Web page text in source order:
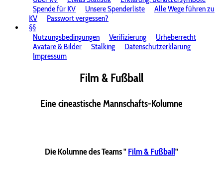
Spende für KV
Unsere Spenderliste
Alle Wege führen zu
KV
Passwort vergessen?
§§
Nutzungsbedingungen
Verifizierung
Urheberrecht
Avatare & Bilder
Stalking
Datenschutzerklärung
Impressum
Film & Fußball
Eine cineastische Mannschafts-Kolumne
Die Kolumne des Teams "Film & Fußball"